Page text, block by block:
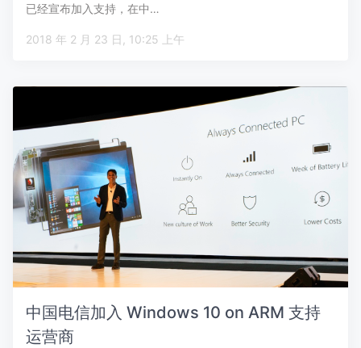
已经宣布加入支持，在中…
2018 年 2 月 23 日, 10:25 上午
中国电信加入 Windows 10 on ARM 支持
运营商